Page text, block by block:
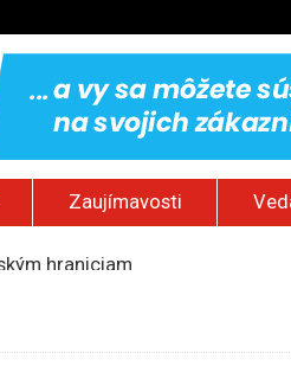
Zaujímavosti
hraniciam